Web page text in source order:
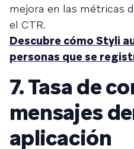
mejora en las métricas
el CTR.
Descubre cómo Styli
personas que se
7. Tasa de
mensajes
aplicación